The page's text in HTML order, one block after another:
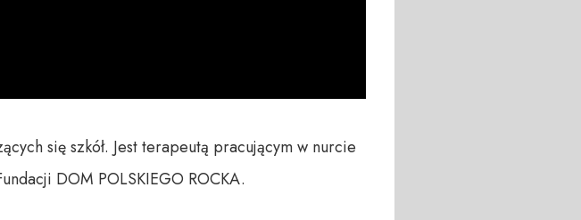
się szkół. Jest terapeutą pracującym w nurcie
DOM POLSKIEGO ROCKA.